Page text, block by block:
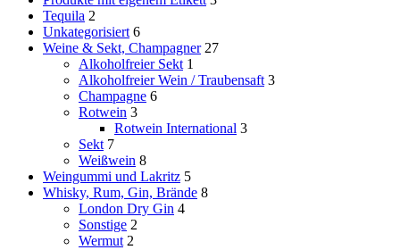
Tequila 2
Unkategorisiert 6
Weine & Sekt, Champagner 27
Alkoholfreier Sekt 1
Alkoholfreier Wein / Traubensaft 3
Champagne 6
Rotwein 3
Rotwein International 3
Sekt 7
Weißwein 8
Weingummi und Lakritz 5
Whisky, Rum, Gin, Brände 8
London Dry Gin 4
Sonstige 2
Wermut 2